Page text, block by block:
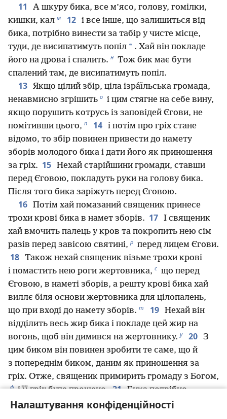
Налаштування конфіденційності
11
А шкуру бика, все м’ясо, голову, гомілки,
кишки, кал м 12 і все інше, що залишиться від
бика, потрібно винести за табір у чисте місце,
туди, де висипатимуть попіл * . Хай він покладе
його на дрова і спалить. н Тож бик має бути
спалений там, де висипатимуть попіл.
13 Якщо цілий збір, ціла ізра́їльська громада,
ненавмисно згрішить о і цим стягне на себе вину,
якщо порушить котрусь із заповідей Єгови, не
помітивши цього, п 14 і потім про гріх стане
відомо, то збір повинен привести до намету
зборів молодого бика і дати його як приношення
за гріх. 15 Нехай старійшини громади, ставши
перед Єговою, покладуть руки на голову бика.
Після того бика заріжуть перед Єговою.
16 Потім хай помазаний священик принесе
трохи крові бика в намет зборів. 17 І священик
хай вмочить палець у кров та покропить нею сім
разів перед завісою святині, р перед лицем Єгови.
18 Також нехай священик візьме трохи крові
і помастить нею роги жертовника, с що перед
Єговою, в наметі зборів, а решту крові бика хай
виллє біля основи жертовника для цілопалень,
що при вході до намету зборів. т 19 Нехай він
відділить весь жир бика і покладе цей жир на
вогонь, щоб він димився на жертовнику. у 20 З
цим биком він повинен зробити те саме, що й
з попереднім биком, даним як приношення за
гріх. Отже, священик примирить громаду з Богом,
ф і її гріх буде прощено. 21 Бика потрібно
винести за табір, і він спалить його, так само як